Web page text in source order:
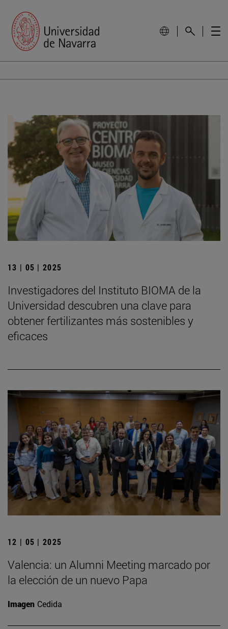
13 | 05 | 2025
Investigadores del Instituto BIOMA de la
Universidad descubren una clave para
obtener fertilizantes más sostenibles y
eficaces
12 | 05 | 2025
Valencia: un Alumni Meeting marcado por
la elección de un nuevo Papa
Imagen Cedida